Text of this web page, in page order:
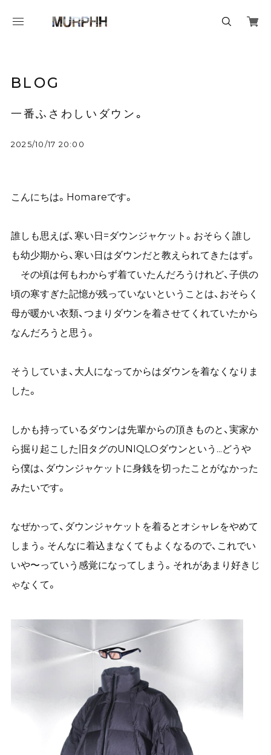
BLOG
一番ふさわしいダウン。
2025/10/17 20:00
こんにちは。Homareです。
誰しも思えば、寒い日=ダウンジャケット。おそらく誰し
も幼少期から、寒い日はダウンだと教えられてきたはず。
その頃は何もわからず着ていたんだろうけれど、子供の
頃の寒すぎた記憶が残っていないということは、おそらく
母が暖かい衣類、つまりダウンを着させてくれていたから
なんだろうと思う。
そうしていま、大人になってからはダウンを着なくなりま
した。
しかも持っているダウンは先輩からの頂きものと、実家か
ら掘り起こした旧タグのUNIQLOダウンという...どうや
ら僕は、ダウンジャケットに身銭を切ったことがなかった
みたいです。
なぜかって、ダウンジャケットを着るとオシャレをやめて
しまう。そんなに着込まなくてもよくなるので、これでい
いや〜っていう感覚になってしまう。それがあまり好きじ
ゃなくて。